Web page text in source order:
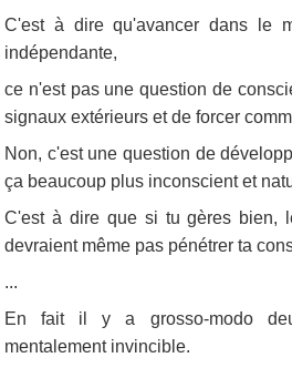
C'est à dire qu'avancer dans le
indépendante,
ce n'est pas une question de
signaux extérieurs et de forcer
Non, c'est une question de
ça beaucoup plus inconscient et
C'est à dire que si tu gères bien,
devraient même pas pénétrer ta
...
En fait il y a grosso-modo
mentalement invincible.